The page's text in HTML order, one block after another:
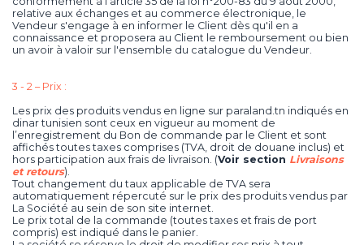
relative aux échanges et au commerce électronique, le
Vendeur s'engage à en informer le Client dès qu'il en a
connaissance et proposera au Client le remboursement ou bien
un avoir à valoir sur l'ensemble du catalogue du Vendeur.
3 - 2 – Prix :
Les prix des produits vendus en ligne sur paraland.tn indiqués en
dinar tunisien sont ceux en vigueur au moment de
l’enregistrement du Bon de commande par le Client et sont
affichés toutes taxes comprises (TVA, droit de douane inclus) et
hors participation aux frais de livraison. (Voir section Livraisons
et retours).
Tout changement du taux applicable de TVA sera
automatiquement répercuté sur le prix des produits vendus par
La Société au sein de son site internet.
Le prix total de la commande (toutes taxes et frais de port
compris) est indiqué dans le panier.